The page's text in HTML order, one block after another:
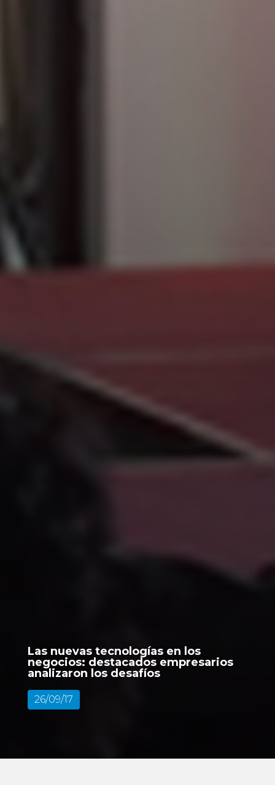
Las nuevas tecnologías en los
negocios: destacados empresarios
analizaron los desafíos
26/09/17